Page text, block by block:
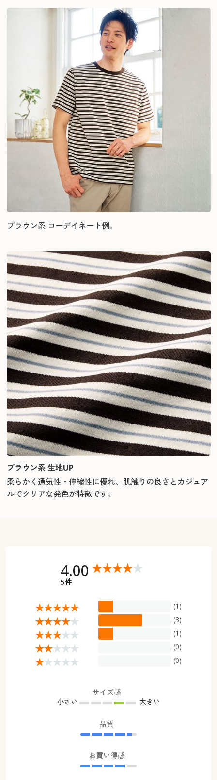
ブラウン系 コーデイネート例。
ブラウン系 生地UP
柔らかく通気性・伸縮性に優れ、肌触りの良さとカジュア
ルでクリアな発色が特徴です。
4.00
5件
(1)
(3)
(1)
(0)
(0)
サイズ感
小さい 大きい
品質
お買い得感